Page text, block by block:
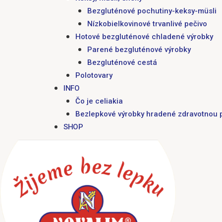
Bezgluténové pochutiny-keksy-müsli
Nízkobielkovinové trvanlivé pečivo
Hotové bezgluténové chladené výrobky
Parené bezgluténové výrobky
Bezgluténové cestá
Polotovary
INFO
Čo je celiakia
Bezlepkové výrobky hradené zdravotnou
SHOP